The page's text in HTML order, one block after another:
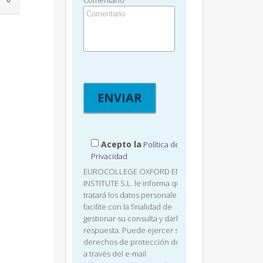
IT
Acepto la Política de
Privacidad
EUROCOLLEGE OXFORD ENGLISH
INSTITUTE S.L. le informa que
tratará los datos personales que
facilite con la finalidad de
gestionar su consulta y darle
respuesta. Puede ejercer sus
derechos de protección de datos
a través del e-mail